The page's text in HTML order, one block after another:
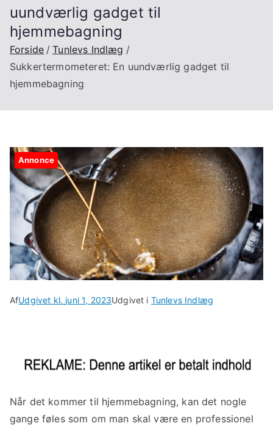
uundværlig gadget til
hjemmebagning
Forside
Tunlevs Indlæg
Sukkertermometeret: En uundværlig gadget til
hjemmebagning
Annonce
AfUdgivet kl. juni 1, 2023Udgivet i Tunlevs Indlæg
Når det kommer til hjemmebagning, kan det nogle
gange føles som om man skal være en professionel